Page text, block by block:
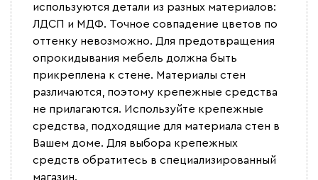
используются детали из разных материалов:
ЛДСП и МДФ. Точное совпадение цветов по
оттенку невозможно. Для предотвращения
опрокидывания мебель должна быть
прикреплена к стене. Материалы стен
различаются, поэтому крепежные средства
не прилагаются. Используйте крепежные
средства, подходящие для материала стен в
Вашем доме. Для выбора крепежных
средств обратитесь в специализированный
магазин.